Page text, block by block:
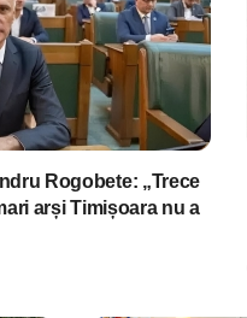
Rogobete: „Trece
arși Timișoara nu a